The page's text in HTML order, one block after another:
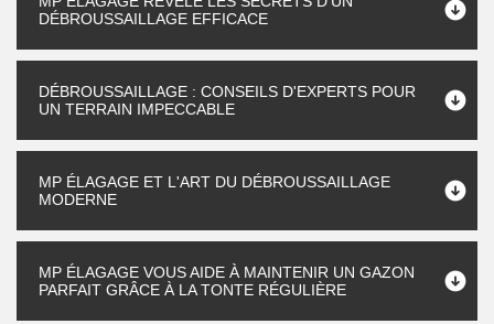
DÉBROUSSAILLAGE EFFICACE
DÉBROUSSAILLAGE : CONSEILS D'EXPERTS POUR
UN TERRAIN IMPECCABLE
MP ÉLAGAGE ET L'ART DU DÉBROUSSAILLAGE
MODERNE
MP ÉLAGAGE VOUS AIDE À MAINTENIR UN GAZON
PARFAIT GRÂCE À LA TONTE RÉGULIÈRE